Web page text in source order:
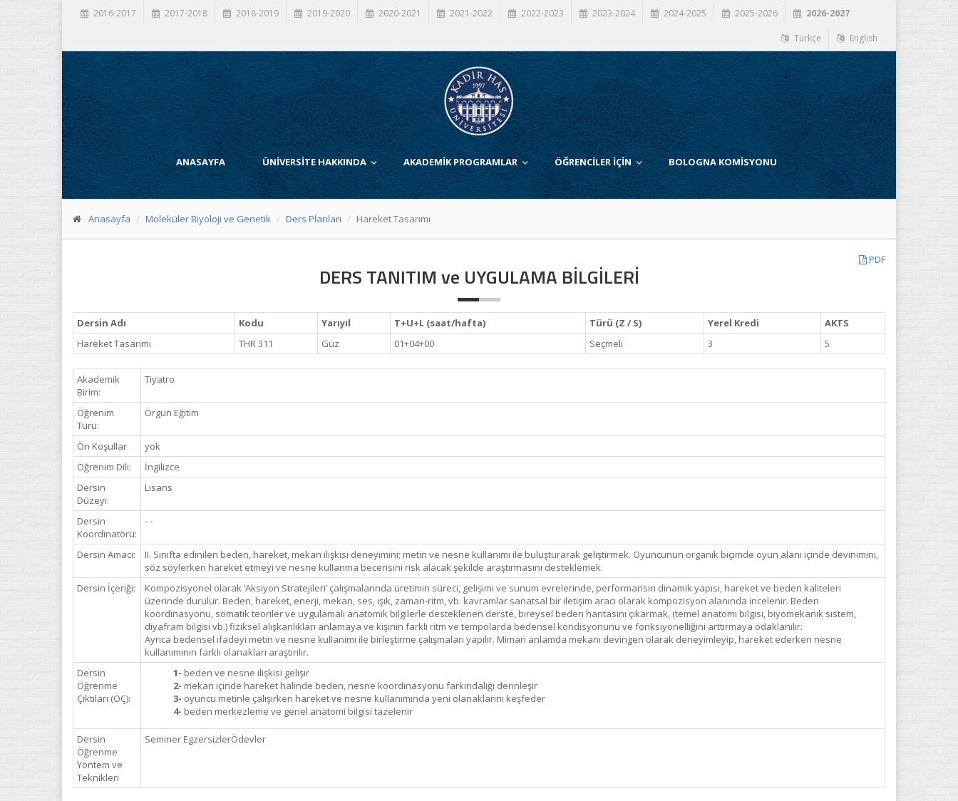
2016-2017 2017-2018 2018-2019 2019-2020 2020-2021 2021-2022 2022-2023 2023-2024 2024-2025 2025-2026 2026-2027
Türkçe English
ANASAYFA ÜNİVERSİTE HAKKINDA AKADEMİK PROGRAMLAR ÖĞRENCİLER İÇİN BOLOGNA KOMİSYONU
Anasayfa Moleküler Biyoloji ve Genetik Ders Planları Hareket Tasarımı
PDF
DERS TANITIM ve UYGULAMA BİLGİLERİ
Dersin Adı Kodu Yarıyıl T+U+L (saat/hafta) Türü (Z / S) Yerel Kredi
AKTS
Hareket Tasarımı
THR 311 Güz 01+04+00 Seçmeli 3 5
Akademik
Birim:
Tiyatro
Öğrenim
Türü:
Örgün Eğitim
Ön Koşullar
yok
Öğrenim Dili:
İngilizce
Dersin
Düzeyi:
Lisans
Dersin
Koordinatörü:
- -
Dersin Amacı:
II. Sınıfta edinilen beden, hareket, mekan ilişkisi deneyimini; metin ve nesne kullanımı ile buluşturarak geliştirmek. Oyuncunun organik biçimde oyun alanı içinde devinimini,
söz söylerken hareket etmeyi ve nesne kullanma becerisini risk alacak şekilde araştırmasını desteklemek.
Dersin İçeriği:
Kompozisyonel olarak ‘Aksiyon Stratejileri’ çalışmalarında üretimin süreci, gelişimi ve sunum evrelerinde, performansın dinamik yapısı, hareket ve beden kaliteleri
üzerinde durulur. Beden, hareket, enerji, mekan, ses, ışık, zaman‐ritm, vb. kavramlar sanatsal bir iletişim aracı olarak kompozisyon alanında incelenir. Beden
koordinasyonu, somatik teoriler ve uygulamalı anatomik bilgilerle desteklenen derste, bireysel beden haritasını çıkarmak, (temel anatomi bilgisi, biyomekanik sistem,
diyafram bilgisi vb.) fiziksel alışkanlıkları anlamaya ve kişinin farklı ritm ve tempolarda bedensel kondisyonunu ve fonksiyonelliğini arttırmaya odaklanılır.
Ayrıca bedensel ifadeyi metin ve nesne kullanımı ile birleştirme çalışmaları yapılır. Mimari anlamda mekanı devingen olarak deneyimleyip, hareket ederken nesne
kullanımının farklı olanakları araştırılır.
Dersin
Öğrenme
Çıktıları (ÖÇ):
1- beden ve nesne ilişkisi gelişir
2- mekan içinde hareket halinde beden, nesne koordinasyonu farkındalığı derinleşir
3- oyuncu metinle çalışırken hareket ve nesne kullanımında yeni olanaklarını keşfeder
4- beden merkezleme ve genel anatomi bilgisi tazelenir
Dersin
Öğrenme
Yöntem ve
Teknikleri
Seminer EgzersizlerÖdevler